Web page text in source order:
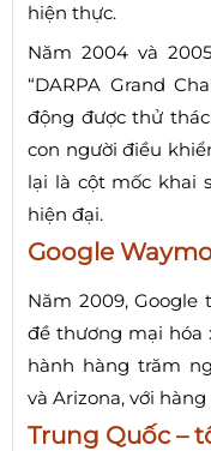
hiện thực.
Năm 2004 và
“DARPA Grand
động được thử
con người điều
lại là cột mốc khai
hiện đại.
Google
Năm 2009, Google
đề thương mại hóa
hành hàng trăm
và Arizona, với
Trung Quốc –